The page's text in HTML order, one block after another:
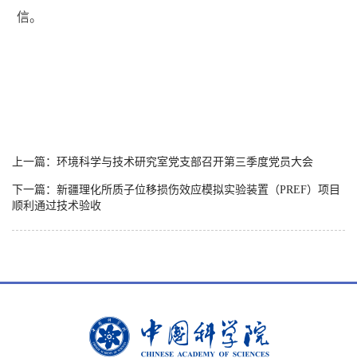
信。
上一篇：环境科学与技术研究室党支部召开第三季度党员大会
下一篇：新疆理化所质子位移损伤效应模拟实验装置（PREF）项目
顺利通过技术验收